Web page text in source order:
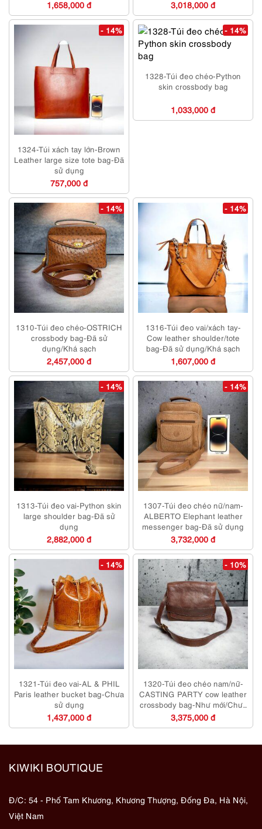
1,658,000 đ 3,018,000 đ
- 14%
1324-Túi xách tay lớn-Brown
Leather large size tote bag-Đã
sử dụng
757,000 đ
- 14%
1328-Túi đeo chéo-Python
skin crossbody bag
1,033,000 đ
- 14%
1310-Túi đeo chéo-OSTRICH
crossbody bag-Đã sử
dụng/Khá sạch
2,457,000 đ
- 14%
1316-Túi đeo vai/xách tay-
Cow leather shoulder/tote
bag-Đã sử dụng/Khá sạch
1,607,000 đ
- 14%
1313-Túi đeo vai-Python skin
large shoulder bag-Đã sử
dụng
2,882,000 đ
- 14%
1307-Túi đeo chéo nữ/nam-
ALBERTO Elephant leather
messenger bag-Đã sử dụng
3,732,000 đ
- 14%
1321-Túi đeo vai-AL & PHIL
Paris leather bucket bag-Chưa
sử dụng
1,437,000 đ
- 10%
1320-Túi đeo chéo nam/nữ-
CASTING PARTY cow leather
crossbody bag-Như mới/Chưa
sử dụng
3,375,000 đ
KIWIKI BOUTIQUE
Đ/C: 54 - Phố Tam Khương, Khương Thượng, Đống Đa, Hà Nội,
Việt Nam